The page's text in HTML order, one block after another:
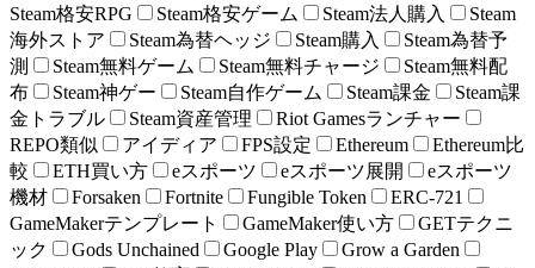
Steam格安RPG
Steam格安ゲーム Steam法人購入
Steam
海外ストア
Steam為替ヘッジ Steam購入
Steam為替予
測
Steam無料ゲーム Steam無料チャージ
Steam無料配
布
Steam神ゲー Steam自作ゲーム Steam課金
Steam課
金トラブル
Steam資産管理
Riot Gamesランチャー
REPO類似
アイディア FPS設定 Ethereum
Ethereum比
較
ETH買い方 eスポーツ eスポーツ展開
eスポーツ
機材
Forsaken Fortnite Fungible Token
ERC-721
GameMakerテンプレート
GameMaker使い方
GETテクニ
ック
Gods Unchained Google Play
Grow a Garden